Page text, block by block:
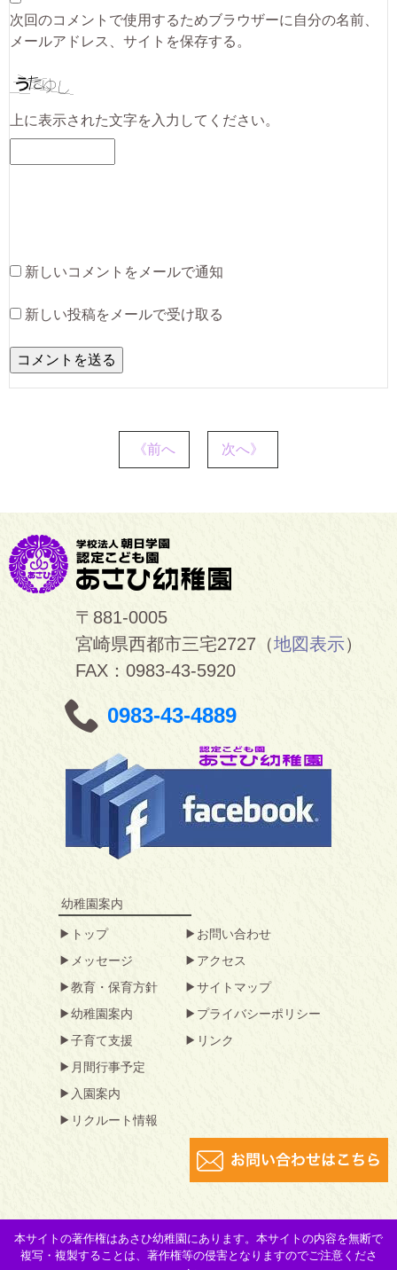
次回のコメントで使用するためブラウザーに自分の名前、
メールアドレス、サイトを保存する。
上に表示された文字を入力してください。
新しいコメントをメールで通知
新しい投稿をメールで受け取る
《前へ 次へ》
〒881-0005
宮崎県西都市三宅2727（地図表示）
FAX：0983-43-5920
0983-43-4889
幼稚園案内
トップ
メッセージ
教育・保育方針
幼稚園案内
子育て支援
月間行事予定
入園案内
リクルート情報
お問い合わせ
アクセス
サイトマップ
プライバシーポリシー
リンク
本サイトの著作権はあさひ幼稚園にあります。本サイトの内容を無断で
複写・複製することは、著作権等の侵害となりますのでご注意くださ